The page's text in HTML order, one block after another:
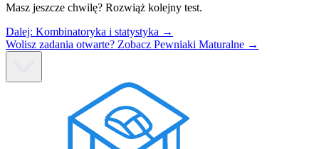
Masz jeszcze chwilę? Rozwiąż kolejny test.
Dalej: Kombinatoryka i statystyka →
Wolisz zadania otwarte? Zobacz Pewniaki Maturalne →